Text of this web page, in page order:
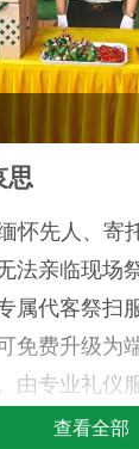
思
怀先人、寄
法亲临现场
属代客祭扫
免费升级为
由专业礼仪
墓碑、敬献
查看全部